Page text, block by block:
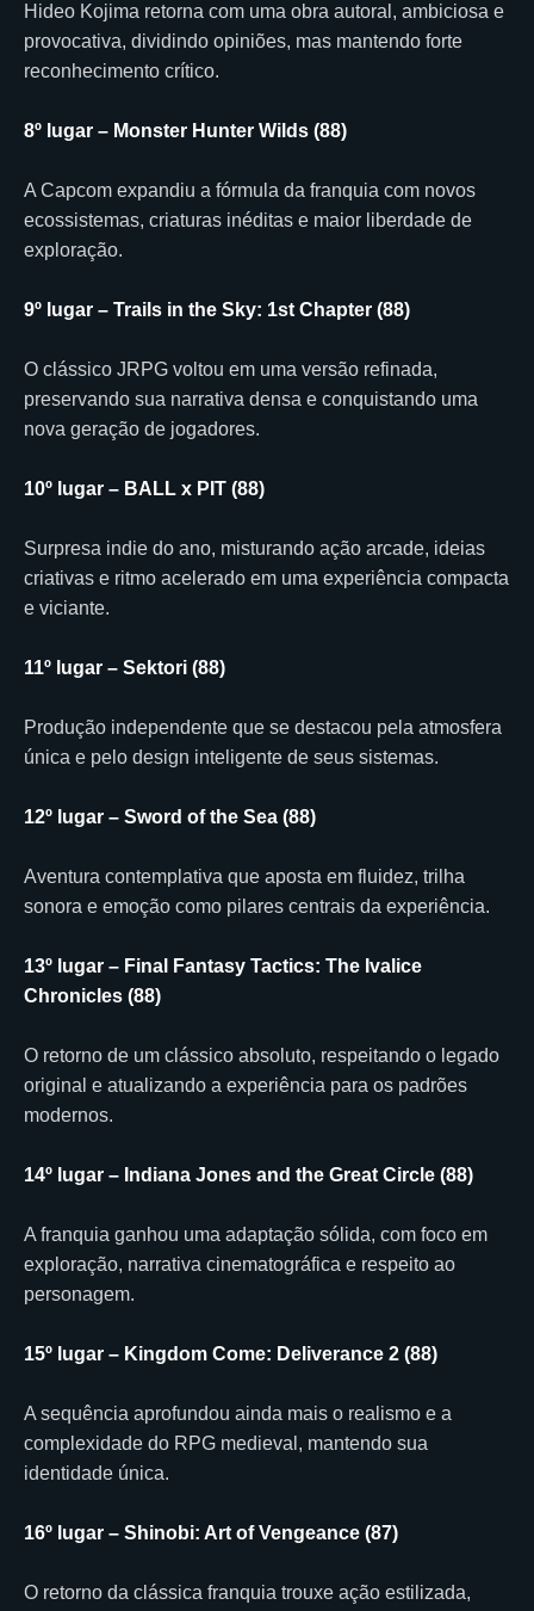
Hideo Kojima retorna com uma obra autoral, ambiciosa e
provocativa, dividindo opiniões, mas mantendo forte
reconhecimento crítico.
8º lugar – Monster Hunter Wilds (88)
A Capcom expandiu a fórmula da franquia com novos
ecossistemas, criaturas inéditas e maior liberdade de
exploração.
9º lugar – Trails in the Sky: 1st Chapter (88)
O clássico JRPG voltou em uma versão refinada,
preservando sua narrativa densa e conquistando uma
nova geração de jogadores.
10º lugar – BALL x PIT (88)
Surpresa indie do ano, misturando ação arcade, ideias
criativas e ritmo acelerado em uma experiência compacta
e viciante.
11º lugar – Sektori (88)
Produção independente que se destacou pela atmosfera
única e pelo design inteligente de seus sistemas.
12º lugar – Sword of the Sea (88)
Aventura contemplativa que aposta em fluidez, trilha
sonora e emoção como pilares centrais da experiência.
13º lugar – Final Fantasy Tactics: The Ivalice
Chronicles (88)
O retorno de um clássico absoluto, respeitando o legado
original e atualizando a experiência para os padrões
modernos.
14º lugar – Indiana Jones and the Great Circle (88)
A franquia ganhou uma adaptação sólida, com foco em
exploração, narrativa cinematográfica e respeito ao
personagem.
15º lugar – Kingdom Come: Deliverance 2 (88)
A sequência aprofundou ainda mais o realismo e a
complexidade do RPG medieval, mantendo sua
identidade única.
16º lugar – Shinobi: Art of Vengeance (87)
O retorno da clássica franquia trouxe ação estilizada,